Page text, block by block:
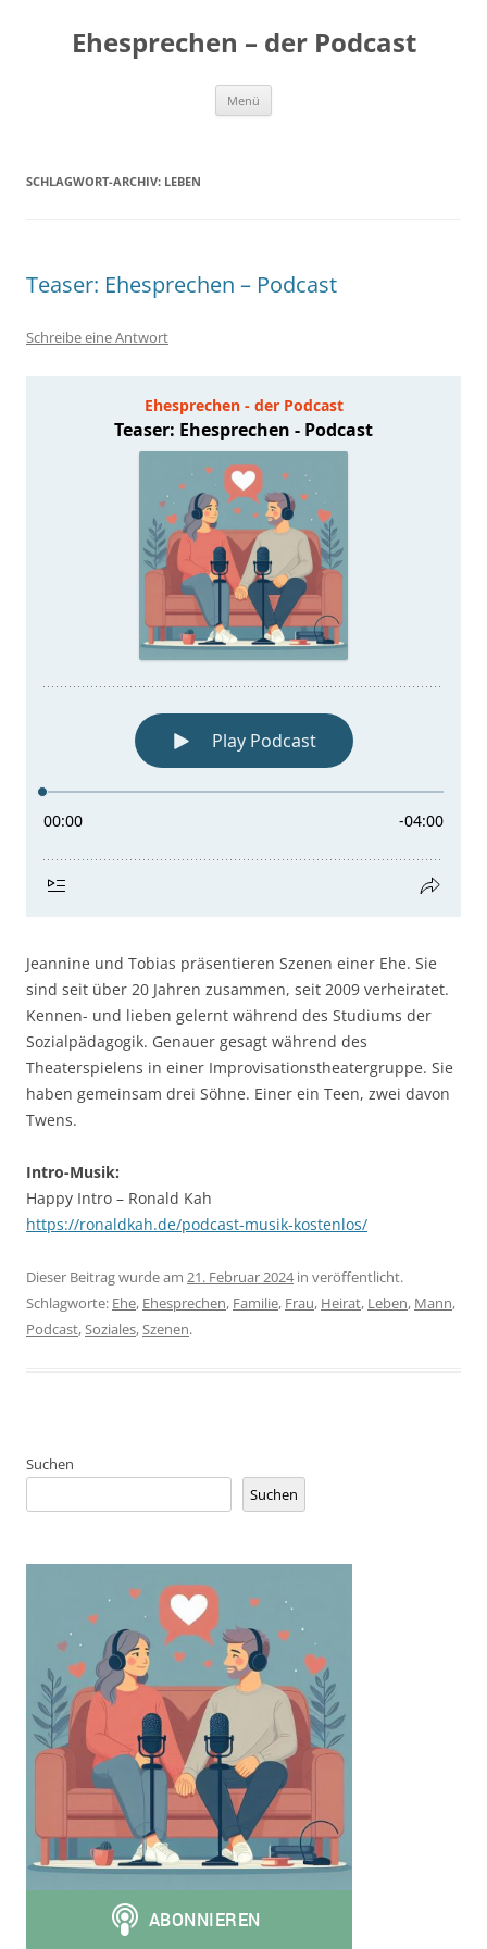
springenEhesprechen – der Podcast
Menü
SCHLAGWORT-ARCHIV: LEBEN
Teaser: Ehesprechen – Podcast
Schreibe eine Antwort
Jeannine und Tobias präsentieren Szenen einer Ehe. Sie
sind seit über 20 Jahren zusammen, seit 2009 verheiratet.
Kennen- und lieben gelernt während des Studiums der
Sozialpädagogik. Genauer gesagt während des
Theaterspielens in einer Improvisationstheatergruppe. Sie
haben gemeinsam drei Söhne. Einer ein Teen, zwei davon
Twens.
Intro-Musik:
Happy Intro – Ronald Kah
https://ronaldkah.de/podcast-musik-kostenlos/
Dieser Beitrag wurde am 21. Februar 2024in veröffentlicht.
Schlagworte: Ehe, Ehesprechen, Familie, Frau, Heirat, Leben, Mann,
Podcast,Soziales,Szenen.
Suchen
Suchen